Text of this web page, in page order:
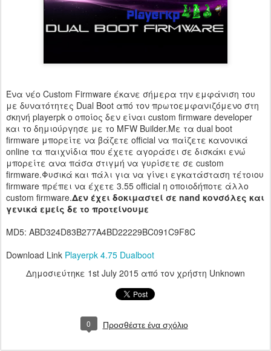
Ένα νέο Custom Firmware έκανε σήμερα την εμφάνιση του
με δυνατότητες Dual Boot από τον πρωτοεμφανιζόμενο στη
σκηνή playerpk ο οποίος δεν είναι custom firmware developer
και το δημιούργησε με το MFW Builder.Mε τα dual boot
firmware μπορείτε να βάζετε official να παίζετε κανονικά
online τα παιχνίδια που έχετε αγοράσει σε δισκάκι ενώ
μπορείτε ανα πάσα στιγμή να γυρίσετε σε custom
firmware.Φυσικά και πάλι για να γίνει εγκατάσταση τέτοιου
firmware πρέπει να έχετε 3.55 official η οποιοδήποτε άλλο
custom firmware.Δεν έχει δοκιμαστεί σε nand κονσόλες και
γενικά εμείς δε το προτείνουμε
MD5: ABD324D83B277A4BD22229BC091C9F8C
Download Link Playerpk 4.75 Dualboot
Δημοσιεύτηκε 1st July 2015 από τον χρήστη Unknown
0 Προσθέστε ένα σχόλιο